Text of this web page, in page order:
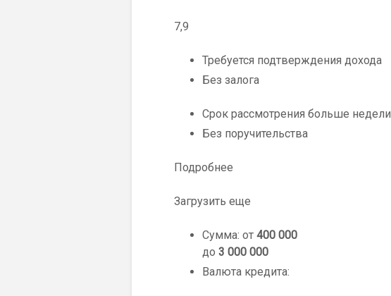
7,9
Требуется подтверждения дохода
Без залога
Срок рассмотрения больше недели
Без поручительства
Подробнее
Загрузить еще
Сумма: от 400 000
до 3 000 000
Валюта кредита: